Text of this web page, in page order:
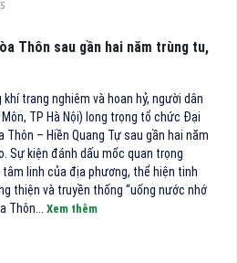
Thôn sau gần hai năm trùng tu,
trang nghiêm và hoan hỷ, người dân
TP Hà Nội) long trọng tổ chức Đại
Thôn – Hiền Quang Tự sau gần hai năm
Sự kiện đánh dấu mốc quan trọng
linh của địa phương, thể hiện tinh
thiện và truyền thống “uống nước nhớ
Thôn... Xem thêm